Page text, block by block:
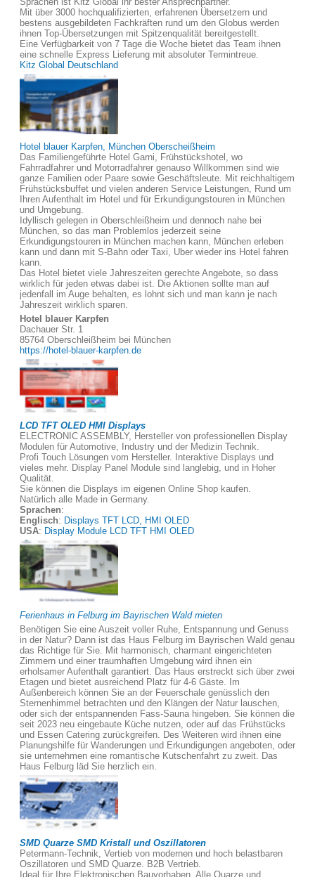
Mit über 3000 hochqualifizierten, erfahrenen Übersetzern und
bestens ausgebildeten Fachkräften rund um den Globus werden
ihnen Top-Übersetzungen mit Spitzenqualität bereitgestellt.
Eine Verfügbarkeit von 7 Tage die Woche bietet das Team ihnen
eine schnelle Express Lieferung mit absoluter Termintreue.
Kitz Global Deutschland
Hotel blauer Karpfen, München Oberscheißheim
Das Familiengeführte Hotel Garni, Frühstückshotel, wo
Fahrradfahrer und Motorradfahrer genauso Willkommen sind wie
ganze Familien oder Paare sowie Geschäftsleute. Mit reichhaltigem
Frühstücksbuffet und vielen anderen Service Leistungen, Rund um
Ihren Aufenthalt im Hotel und für Erkundigungstouren in München
und Umgebung.
Idyllisch gelegen in Oberschleißheim und dennoch nahe bei
München, so das man Problemlos jederzeit seine
Erkundigungstouren in München machen kann, München erleben
kann und dann mit S-Bahn oder Taxi, Uber wieder ins Hotel fahren
kann.
Das Hotel bietet viele Jahreszeiten gerechte Angebote, so dass
wirklich für jeden etwas dabei ist. Die Aktionen sollte man auf
jedenfall im Auge behalten, es lohnt sich und man kann je nach
Jahreszeit wirklich sparen.
Hotel blauer Karpfen
Dachauer Str. 1
85764 Oberschleißheim bei München
https://hotel-blauer-karpfen.de
LCD TFT OLED HMI Displays
ELECTRONIC ASSEMBLY, Hersteller von professionellen Display
Modulen für Automotive, Industry und der Medizin Technik.
Profi Touch Lösungen vom Hersteller. Interaktive Displays und
vieles mehr. Display Panel Module sind langlebig, und in Hoher
Qualität.
Sie können die Displays im eigenen Online Shop kaufen.
Natürlich alle Made in Germany.
Sprachen:
Englisch: Displays TFT LCD, HMI OLED
USA: Display Module LCD TFT HMI OLED
Ferienhaus in Felburg im Bayrischen Wald mieten
Benötigen Sie eine Auszeit voller Ruhe, Entspannung und Genuss
in der Natur? Dann ist das Haus Felburg im Bayrischen Wald genau
das Richtige für Sie. Mit harmonisch, charmant eingerichteten
Zimmern und einer traumhaften Umgebung wird ihnen ein
erholsamer Aufenthalt garantiert. Das Haus erstreckt sich über zwei
Etagen und bietet ausreichend Platz für 4-6 Gäste. Im
Außenbereich können Sie an der Feuerschale genüsslich den
Sternenhimmel betrachten und den Klängen der Natur lauschen,
oder sich der entspannenden Fass-Sauna hingeben. Sie können die
seit 2023 neu eingebaute Küche nutzen, oder auf das Frühstücks
und Essen Catering zurückgreifen. Des Weiteren wird ihnen eine
Planungshilfe für Wanderungen und Erkundigungen angeboten, oder
sie unternehmen eine romantische Kutschenfahrt zu zweit. Das
Haus Felburg läd Sie herzlich ein.
SMD Quarze SMD Kristall und Oszillatoren
Petermann-Technik, Vertieb von modernen und hoch belastbaren
Oszillatoren und SMD Quarze. B2B Vertrieb.
Ideal für Ihre Elektronischen Bauvorhaben. Alle Quarze und